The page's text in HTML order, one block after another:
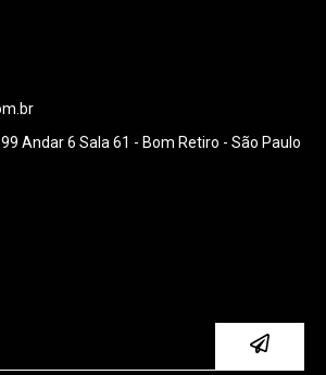
Andar 6 Sala 61 - Bom Retiro - São Paulo